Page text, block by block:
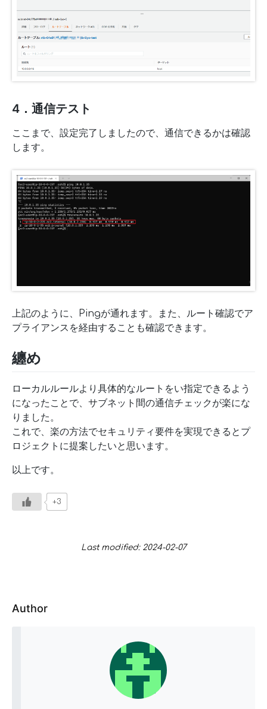
4．通信テスト
ここまで、設定完了しましたので、通信できるかは確認
します。
上記のように、Pingが通れます。また、ルート確認でア
プライアンスを経由することも確認できます。
纏め
ローカルルールより具体的なルートをい指定できるよう
になったことで、サブネット間の通信チェックが楽にな
りました。
これで、楽の方法でセキュリティ要件を実現できるとプ
ロジェクトに提案したいと思います。
以上です。
+3
Last modified: 2024-02-07
Author